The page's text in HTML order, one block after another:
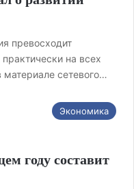
превосходит
на всех
сетевого…
Экономика
году составит